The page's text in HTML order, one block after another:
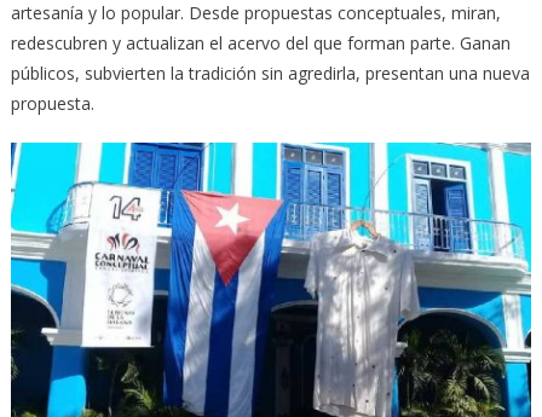
artesanía y lo popular. Desde propuestas conceptuales, miran,
redescubren y actualizan el acervo del que forman parte. Ganan
públicos, subvierten la tradición sin agredirla, presentan una nueva
propuesta.